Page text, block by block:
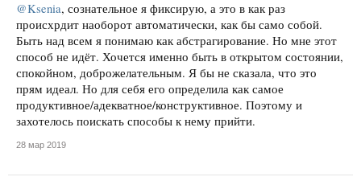
@Ksenia, сознательное я фиксирую, а это в как раз
происхрдит наоборот автоматически, как бы само собой.
Быть над всем я понимаю как абстрагирование. Но мне этот
способ не идёт. Хочется именно быть в открытом состоянии,
спокойном, доброжелательным. Я бы не сказала, что это
прям идеал. Но для себя его определила как самое
продуктивное/адекватное/конструктивное. Поэтому и
захотелось поискать способы к нему прийти.
28 мар 2019